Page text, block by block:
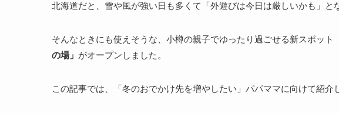
北海道だと、雪や風が強い日も多くて「外遊びは今日は厳しいかも」と
そんなときにも使えそうな、小樽の親子でゆったり過ごせる新スポット
の場」 がオープンしました。
この記事では、「冬のおでかけ先を増やしたい」パパママに向けて紹介